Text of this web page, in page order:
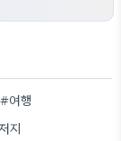
#여행
지